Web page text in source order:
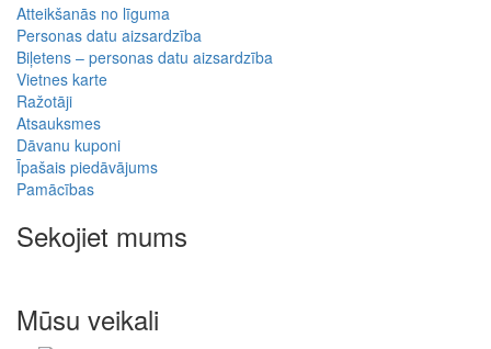
Atteikšanās no līguma
Personas datu aizsardzība
Biļetens – personas datu aizsardzība
Vietnes karte
Ražotāji
Atsauksmes
Dāvanu kuponi
Īpašais piedāvājums
Pamācības
Sekojiet mums
Mūsu veikali